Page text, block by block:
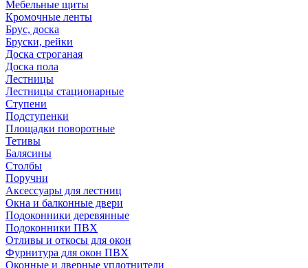
Мебельные щиты
Кромочные ленты
Брус, доска
Бруски, рейки
Доска строганая
Доска пола
Лестницы
Лестницы стационарные
Ступени
Подступенки
Площадки поворотные
Тетивы
Балясины
Столбы
Поручни
Аксессуары для лестниц
Окна и балконные двери
Подоконники деревянные
Подоконники ПВХ
Отливы и откосы для окон
Фурнитура для окон ПВХ
Оконные и дверные уплотнители